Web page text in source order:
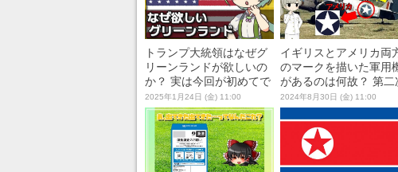
トランプ大統領はなぜグ
リーンランドが欲しいの
か？ 実は今回が初めてで
はない、アメリカによる
グリーンランド購入案の
歴史を解説
2025年1月24日 (金) 11:00
イギリスとアメリカ両
のマークを描いた軍用
があるのは何故？ 第二
世界大戦中の“例外事
情”を解説してみた
2024年8月30日 (金) 11:00